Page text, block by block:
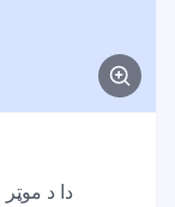
دا د